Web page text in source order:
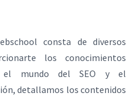
consta de diversos
los conocimientos
el mundo del SEO y el
detallamos los contenidos